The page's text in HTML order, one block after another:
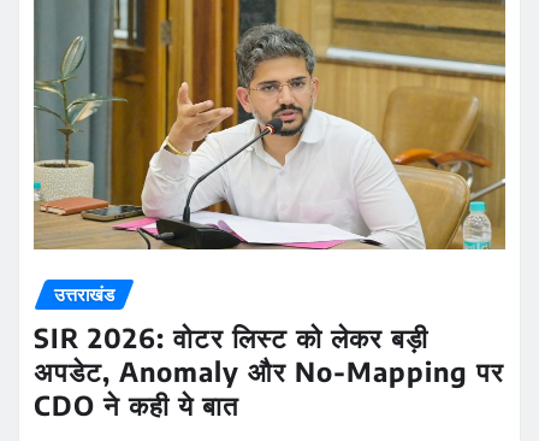
उत्तराखंड
SIR 2026: वोटर लिस्ट को लेकर बड़ी
अपडेट, Anomaly और No-Mapping पर
CDO ने कही ये बात